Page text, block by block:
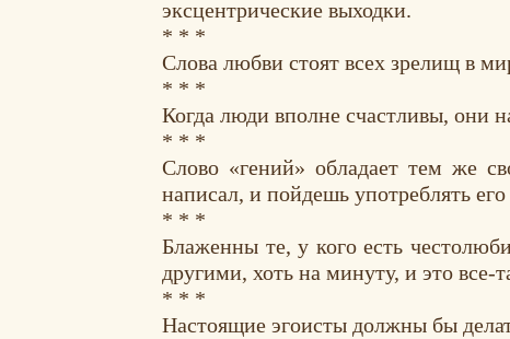
эксцентрические выходки.
* * *
Слова любви стоят всех зрелищ в
* * *
Когда люди вполне счастливы, они
* * *
Слово «гений» обладает тем же
написал, и пойдешь употреблять
* * *
Блаженны те, у кого есть
другими, хоть на минуту, и это
* * *
Настоящие эгоисты должны бы